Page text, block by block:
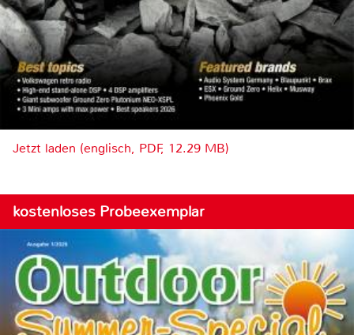
Jetzt laden (englisch, PDF, 12.29 MB)
kostenloses Probeexemplar